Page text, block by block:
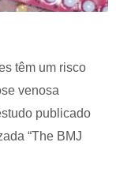
têm um risco
venosa
publicado
“The BMJ